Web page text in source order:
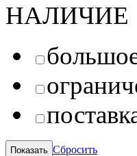
НАЛИЧИЕ
Сбросить